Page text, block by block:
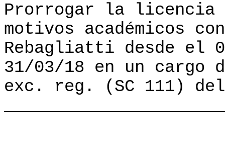
Prorrogar la licencia
motivos académicos
Rebagliatti desde el
31/03/18 en un cargo
exc. reg. (SC 111)